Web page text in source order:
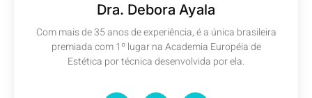
Dra. Debora Ayala
Com mais de 35 anos de experiência, é a única brasileira
premiada com 1º lugar na Academia Européia de
Estética por técnica desenvolvida por ela.